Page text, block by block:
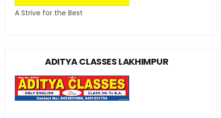
A Strive for the Best
ADITYA CLASSES LAKHIMPUR